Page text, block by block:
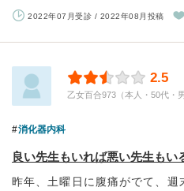
2022年07月受診 / 2022年08月投稿
2.5
乙女百合973（本人・50代・
消化器内科
良い先生もいれば悪い先生もい
昨年、土曜日に腹痛がでて、週